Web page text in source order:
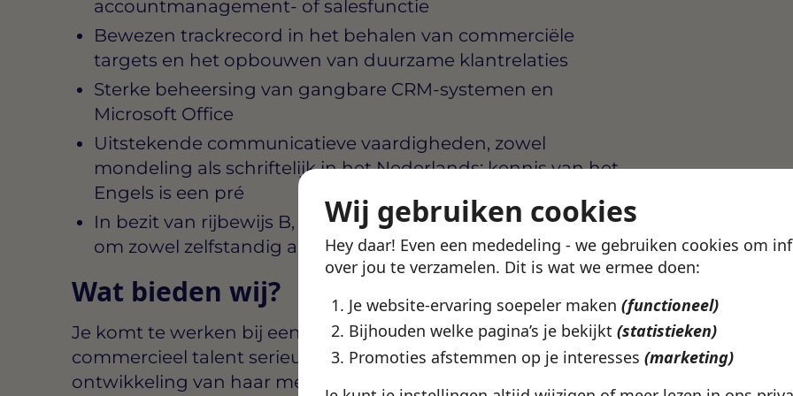
Wij gebruiken cookies
Hey daar! Even een mededeling - we gebruiken cookies om
over jou te verzamelen. Dit is wat we ermee doen:
Je website-ervaring soepeler maken (functioneel)
Bijhouden welke pagina’s je bekijkt (statistieken)
Promoties afstemmen op je interesses (marketing)
accountmanagement- of salesfunctie
Bewezen trackrecord in het behalen van commerciële
targets en het opbouwen van duurzame klantrelaties
Sterke beheersing van gangbare CRM-systemen en
Microsoft Office
Uitstekende communicatieve vaardigheden, zowel
mondeling als schriftelijk in het Nederlands; kennis van het
Engels is een pré
In bezit van rijbewijs B, proactieve instelling en het vermogen
om zowel zelfstandig als in teamverband te werken
Wat bieden wij?
Je komt te werken bij een groeiende organisatie die
commercieel talent serieus neemt en investeert in de
ontwikkeling van haar mensen. De functie biedt veel ruimte